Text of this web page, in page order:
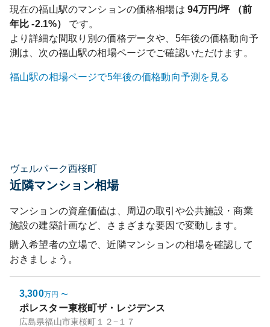
現在の福山駅のマンションの価格相場は 94万円/坪 （前
年比-2.1%）
です。
より詳細な間取り別の価格データや、5年後の価格動向予
測は、次の福山駅の相場ページでご確認いただけます。
福山駅の相場ページで5年後の価格動向予測を見る
ヴェルパーク西桜町
近隣マンション相場
マンションの資産価値は、周辺の取引や公共施設・商業
施設の建築計画など、さまざまな要因で変動します。
購入希望者の立場で、近隣マンションの相場を確認して
おきましょう。
3,300万円 〜
ポレスター東桜町ザ・レジデンス
広島県福山市東桜町１２−１７